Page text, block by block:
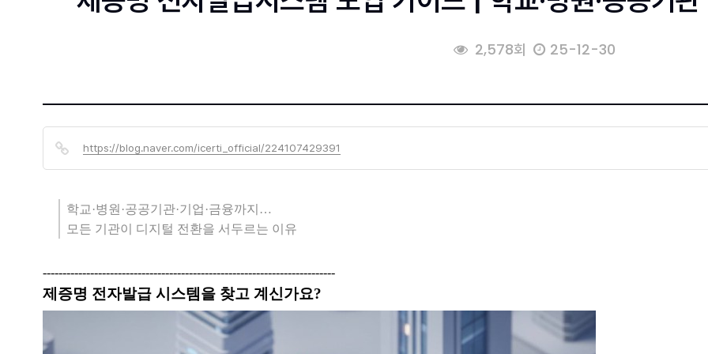
2,578회 25-12-30
https://blog.naver.com/icerti_official/224107429391
학교·병원·공공기관·기업·금융까지…
모든 기관이 디지털 전환을 서두르는 이유
--------------------------------------------------------------------------
제증명 전자발급 시스템을 찾고 계신가요?